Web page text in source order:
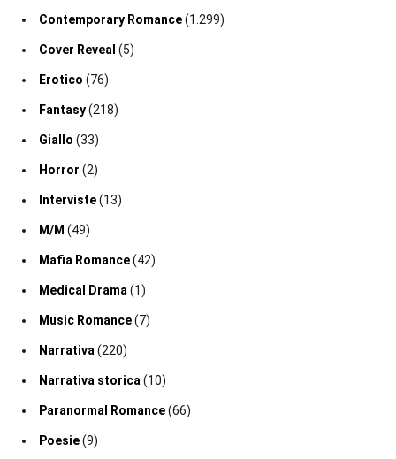
Contemporary Romance(1.299)
Cover Reveal (5)
Erotico (76)
Fantasy(218)
Giallo (33)
Horror (2)
Interviste(13)
M/M (49)
Mafia Romance(42)
Medical Drama(1)
Music Romance(7)
Narrativa(220)
Narrativa storica(10)
Paranormal Romance(66)
Poesie(9)